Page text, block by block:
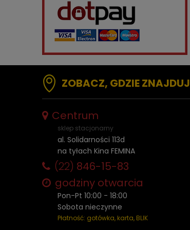
jej pozbyć? Koniecznie czytaj dalej!
ZOBACZ, GDZIE
Centrum
sklep stacjonarny
al. Solidarności 113d
na tyłach Kina FEMINA
(22) 846-15-83
godziny otwarcia
Pon-Pt 10:00 - 18:00
Sobota nieczynne
Płatność: gotówka, karta, BLIK